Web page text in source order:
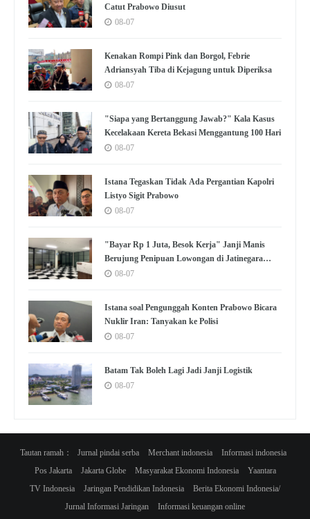
Catut Prabowo Diusut
08-07
Kenakan Rompi Pink dan Borgol, Febrie
Adriansyah Tiba di Kejagung untuk Diperiksa
08-07
"Siapa yang Bertanggung Jawab?" Kala Kasus
Kecelakaan Kereta Bekasi Menggantung 100 Hari
08-07
Istana Tegaskan Tidak Ada Pergantian Kapolri
Listyo Sigit Prabowo
08-07
"Bayar Rp 1 Juta, Besok Kerja" Janji Manis
Berujung Penipuan Lowongan di Jatinegara
Jaktim
08-07
Istana soal Pengunggah Konten Prabowo Bicara
Nuklir Iran: Tanyakan ke Polisi
08-07
Batam Tak Boleh Lagi Jadi Janji Logistik
08-07
Tautan ramah： Jurnal pindai serba Merchant indonesia
Informasi indonesia
Pos Jakarta
Jakarta Globe Masyarakat Ekonomi Indonesia
Yaantara
TV Indonesia
Jaringan Pendidikan Indonesia
Berita Ekonomi Indonesia/
Jurnal Informasi Jaringan
Informasi keuangan online